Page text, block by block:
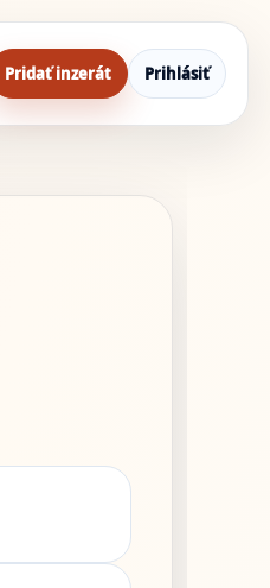
Pridať inzerát Prihlásiť